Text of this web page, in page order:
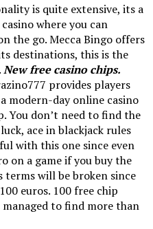
is quite extensive, its a
where you can
the go. Mecca Bingo offers
destinations, this is the
New free casino chips.
provides players
modern-day online casino
You don’t need to find the
ace in blackjack rules
with this one since even
on a game if you buy the
terms will be broken since
euros. 100 free chip
to find more than